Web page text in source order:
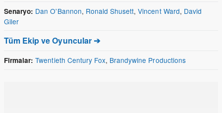
Senaryo: Dan O'Bannon, Ronald Shusett,Vincent Ward, David
Giler
Tüm Ekip ve Oyuncular ➔
Firmalar: Twentieth Century Fox, Brandywine Productions